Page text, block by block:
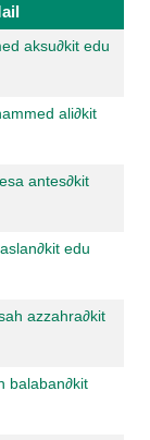
aksu∂kit edu
ali∂kit
antes∂kit
∂kit edu
azzahra∂kit
balaban∂kit